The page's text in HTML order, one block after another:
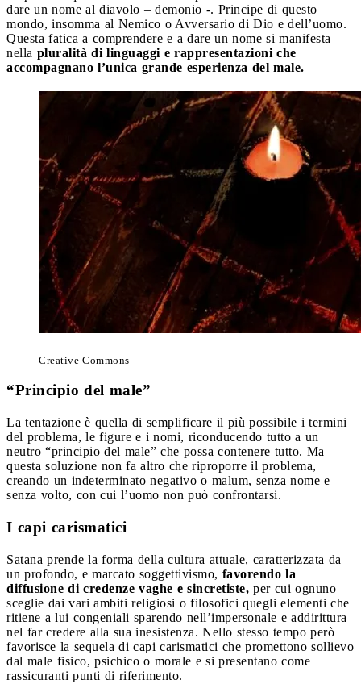
dare un nome al diavolo – demonio -. Principe di questo
mondo, insomma al Nemico o Avversario di Dio e dell’uomo.
Questa fatica a comprendere e a dare un nome si manifesta
nella pluralità di linguaggi e rappresentazioni che
accompagnano l’unica grande esperienza del male.
Creative Commons
“Principio del male”
La tentazione è quella di semplificare il più possibile i termini
del problema, le figure e i nomi, riconducendo tutto a un
neutro “principio del male” che possa contenere tutto. Ma
questa soluzione non fa altro che riproporre il problema,
creando un indeterminato negativo o malum, senza nome e
senza volto, con cui l’uomo non può confrontarsi.
I capi carismatici
Satana prende la forma della cultura attuale, caratterizzata da
un profondo, e marcato soggettivismo, favorendo la
diffusione di credenze vaghe e sincretiste, per cui ognuno
sceglie dai vari ambiti religiosi o filosofici quegli elementi che
ritiene a lui congeniali sparendo nell’impersonale e addirittura
nel far credere alla sua inesistenza. Nello stesso tempo però
favorisce la sequela di capi carismatici che promettono sollievo
dal male fisico, psichico o morale e si presentano come
rassicuranti punti di riferimento.